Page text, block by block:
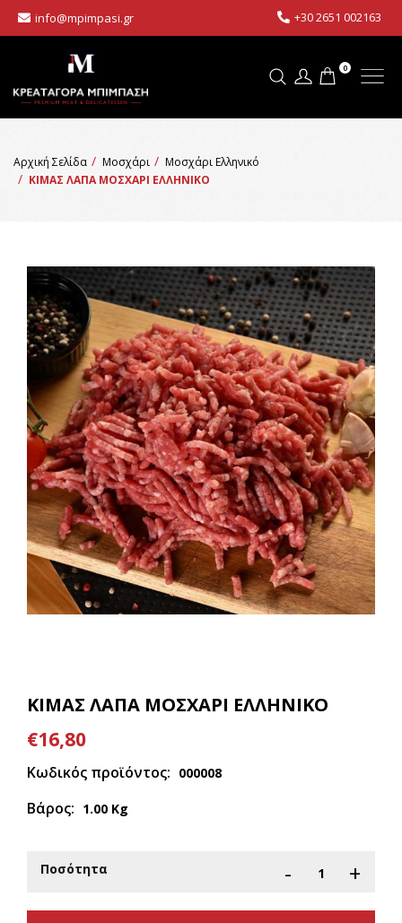
info@mpimpasi.gr +30 2651 002163
0
Αρχική Σελίδα Μοσχάρι
Μοσχάρι Ελληνικό
ΚΙΜΑΣ ΛΑΠΑ ΜΟΣΧΑΡΙ ΕΛΛΗΝΙΚΟ
ΚΙΜΑΣ ΛΑΠΑ ΜΟΣΧΑΡΙ ΕΛΛΗΝΙΚΟ
€16,80
Κωδικός προϊόντος: 000008
Βάρος: 1.00 Kg
Ποσότητα - +